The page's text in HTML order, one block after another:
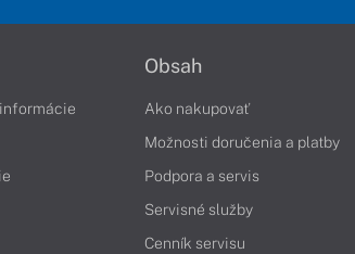
Obsah
Ako nakupovať
Možnosti doručenia a platby
Podpora a servis
Servisné služby
Cenník servisu